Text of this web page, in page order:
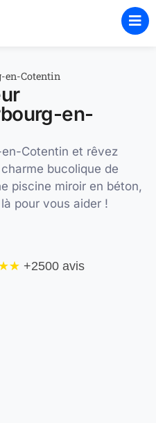
en-Cotentin
en-
Cotentin et rêvez
bucolique de
piscine miroir en béton,
pour vous aider !
★ +2500 avis